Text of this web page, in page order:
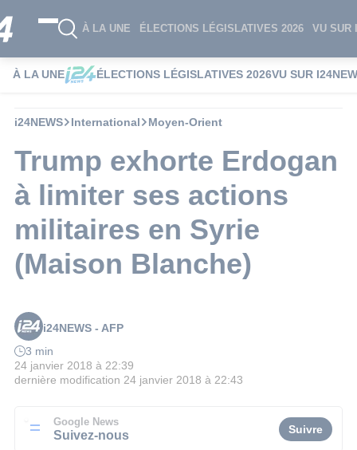
À LA UNE ÉLECTIONS LÉGISLATIVES 2026 VU SUR
À LA UNE ÉLECTIONS LÉGISLATIVES 2026VU SUR
i24NEWS International Moyen-Orient
Trump exhorte Erdogan
à limiter ses actions
militaires en Syrie
(Maison Blanche)
i24NEWS - AFP
3 min
24 janvier 2018 à 22:39
dernière modification 24 janvier 2018 à 22:43
Google News
Suivez-nous Suivre